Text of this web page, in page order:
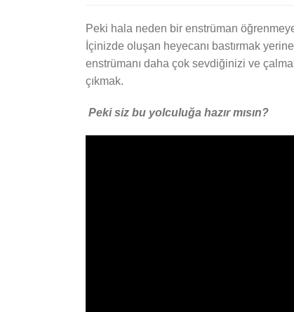
Peki hala neden bir enstrüman
İçinizde oluşan heyecanı bastırmak
enstrümanı daha çok sevdiğinizi ve
çıkmak.
Peki siz bu yolculuğa hazır mısın?